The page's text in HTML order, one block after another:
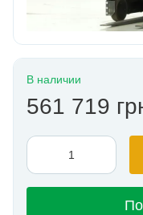
В наличии
561 719